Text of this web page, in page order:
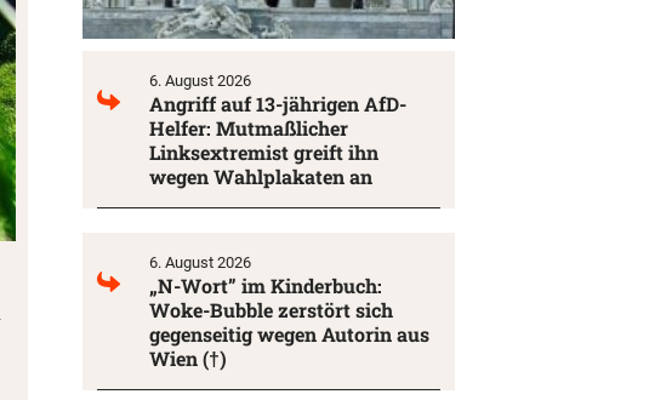
6. August 2026
Angriff auf 13-jährigen AfD-
Helfer: Mutmaßlicher
Linksextremist greift ihn
wegen Wahlplakaten an
6. August 2026
„N-Wort” im Kinderbuch:
Woke-Bubble zerstört sich
gegenseitig wegen Autorin aus
Wien (†)